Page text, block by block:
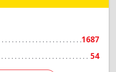
1687
54
Подробнее